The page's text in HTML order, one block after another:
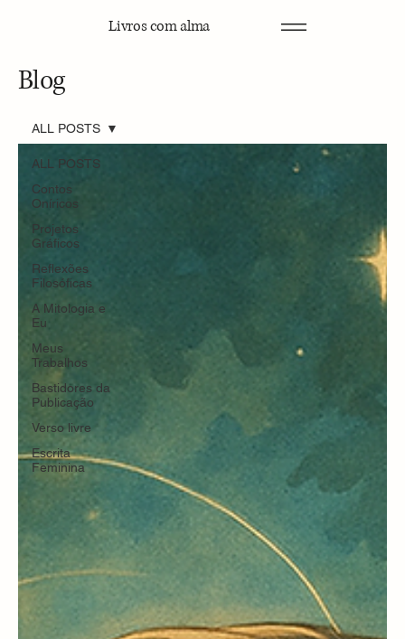
Livros com alma
Blog
ALL POSTS
Contos
Oníricos
Projetos
Gráficos
Reflexões
Filosóficas
A Mitologia e
Eu
Meus
Trabalhos
Bastidores da
Publicação
Verso livre
Escrita
Feminina
ALL POSTS